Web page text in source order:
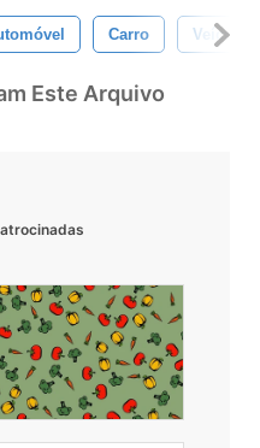
Carro Veículo
Este Arquivo